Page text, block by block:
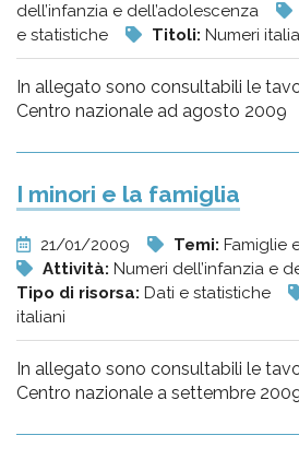
dell’infanzia e dell’adolescenza
e statistiche
Titoli: Numeri
In allegato sono consultabili le
Centro nazionale ad agosto 2009
I minori e la famiglia
21/01/2009 Temi: Famiglie
Attività: Numeri dell’infanzia e
Tipo di risorsa: Dati e statistiche
italiani
In allegato sono consultabili le
Centro nazionale a settembre